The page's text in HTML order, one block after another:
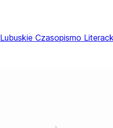
Lubuskie Czasopismo